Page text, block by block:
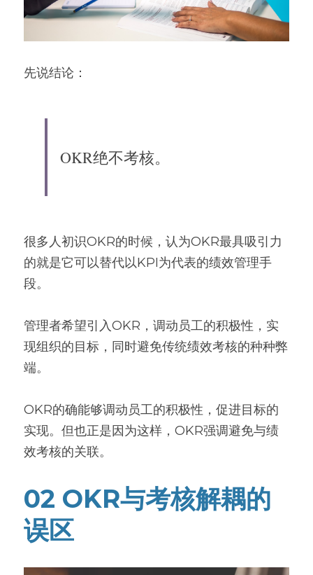
先说结论：
OKR绝不考核。
很多人初识OKR的时候，认为OKR最具吸引力
的就是它可以替代以KPI为代表的绩效管理手
段。
管理者希望引入OKR，调动员工的积极性，实
现组织的目标，同时避免传统绩效考核的种种弊
端。
OKR的确能够调动员工的积极性，促进目标的
实现。但也正是因为这样，OKR强调避免与绩
效考核的关联。
02 OKR与考核解耦的
误区